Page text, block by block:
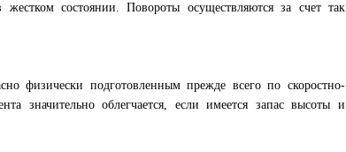
состоянии. Повороты осуществляются за счет так
физически подготовленным прежде всего по скоростно-
значительно облегчается, если имеется запас высоты и